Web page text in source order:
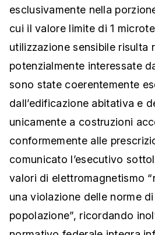
esclusivamente nella
cui il valore limite di 1
utilizzazione sensibile risulta
potenzialmente interessate
sono state coerentemente
dall’edificazione abitativa e
unicamente a costruzioni
conformemente alle
comunicato l’esecutivo
valori di elettromagnetismo
una violazione delle norme
popolazione”, ricordando